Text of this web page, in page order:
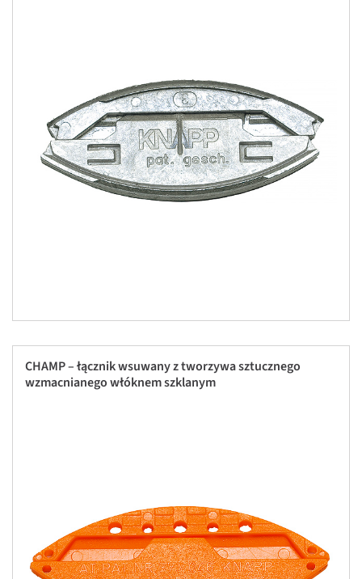
CHAMP – łącznik wsuwany z tworzywa sztucznego
wzmacnianego włóknem szklanym